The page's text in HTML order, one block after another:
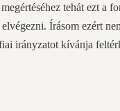
tehát ezt a
Írásom ezért
irányzatot kívánja